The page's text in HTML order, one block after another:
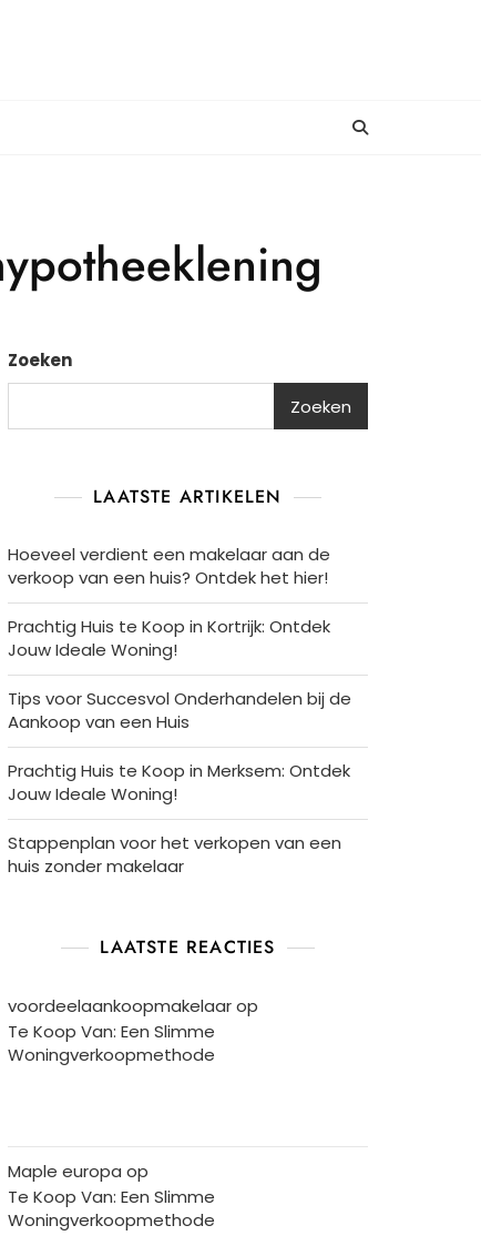
Zoeken
Zoeken
LAATSTE ARTIKELEN
Hoeveel verdient een makelaar aan de
verkoop van een huis? Ontdek het hier!
Prachtig Huis te Koop in Kortrijk: Ontdek
Jouw Ideale Woning!
Tips voor Succesvol Onderhandelen bij de
Aankoop van een Huis
Prachtig Huis te Koop in Merksem: Ontdek
Jouw Ideale Woning!
Stappenplan voor het verkopen van een
huis zonder makelaar
LAATSTE REACTIES
voordeelaankoopmakelaarop
Te Koop Van: Een Slimme
Woningverkoopmethode
Maple europa op
Te Koop Van: Een Slimme
Woningverkoopmethode